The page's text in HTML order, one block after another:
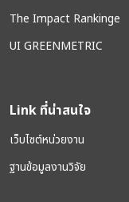
The Impact Rankinge
UI GREENMETRIC
Link ที่น่าสนใจ
เว็บไซต์หน่วยงาน
ฐานข้อมูลงานวิจัย